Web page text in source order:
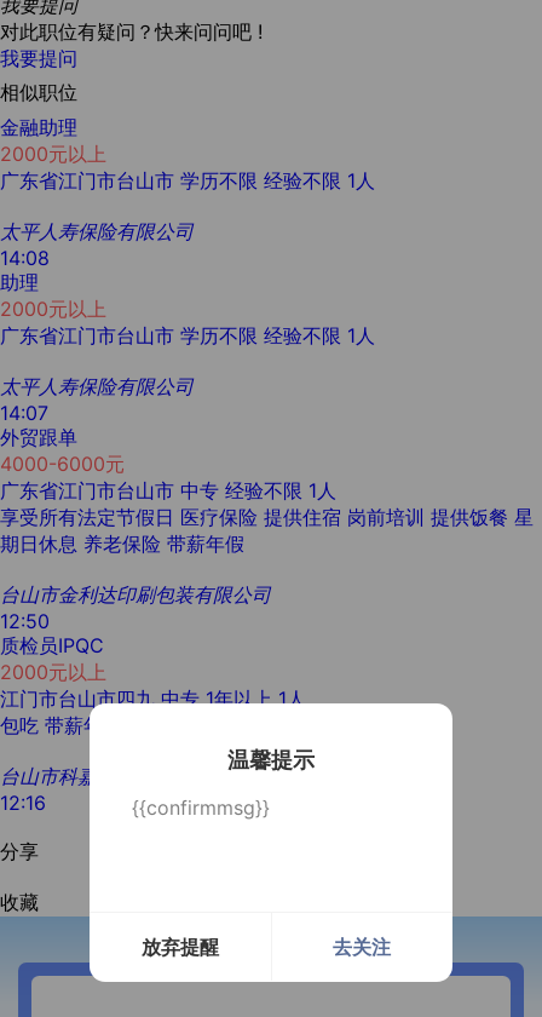
我要提问
对此职位有疑问？快来问问吧 !
我要提问
相似职位
金融助理
2000元以上
广东省江门市台山市 学历不限 经验不限 1人
太平人寿保险有限公司
14:08
助理
2000元以上
广东省江门市台山市 学历不限 经验不限 1人
太平人寿保险有限公司
14:07
外贸跟单
4000-6000元
广东省江门市台山市 中专 经验不限 1人
享受所有法定节假日 医疗保险 提供住宿 岗前培训 提供饭餐 星
期日休息 养老保险 带薪年假
台山市金利达印刷包装有限公司
12:50
质检员IPQC
2000元以上
江门市台山市四九中专 1年以上 1人
包吃 带薪年假
台山市科嘉霖电器有限公司
12:16
分享
收藏
温馨提示
{{confirmmsg}}
放弃提醒 去关注